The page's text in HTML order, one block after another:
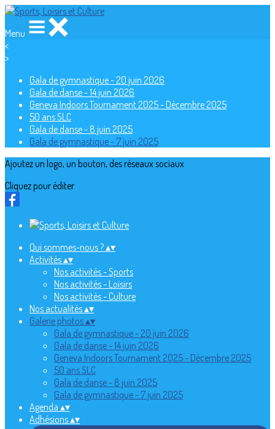
Menu
<
>
Gala de gymnastique - 20 juin 2026
Gala de danse - 14 juin 2026
Geneva Indoors Tournament 2025 - Décembre 2025
50 ans SLC
Gala de danse - 8 juin 2025
Gala de gymnastique - 7 juin 2025
Ajoutez un logo, un bouton, des réseaux sociaux
Cliquez pour éditer
Qui sommes-nous ?▴▾
Activités▴▾
Nos activités - Sports
Nos activités - Loisirs
Nos activités - Culture
Nos actualités▴▾
Galerie photos▴▾
Gala de gymnastique - 20 juin 2026
Gala de danse - 14 juin 2026
Geneva Indoors Tournament 2025 - Décembre 2025
50 ans SLC
Gala de danse - 8 juin 2025
Gala de gymnastique - 7 juin 2025
Agenda ▴▾
Adhésions▴▾